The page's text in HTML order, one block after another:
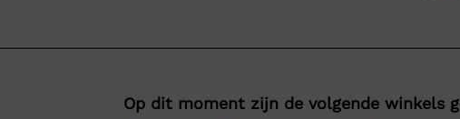
Op dit moment zijn de volgende winkels